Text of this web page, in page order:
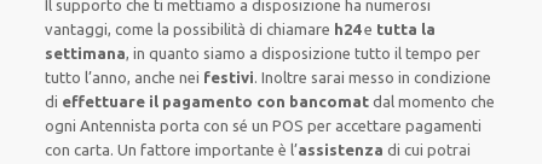
Il supporto che timettiamo a disposizione ha numerosi
vantaggi, come la possibilità di chiamare h24e tutta la
settimana, in quanto siamo a disposizionetutto il tempo per
tutto l’anno, anche nei festivi.Inoltre sarai messo in condizione
di effettuare il pagamento con bancomat dal momento che
ogni Antennistaporta con séun POSper accettare pagamenti
con carta.Un fattore importante è l’assistenza di cui potrai